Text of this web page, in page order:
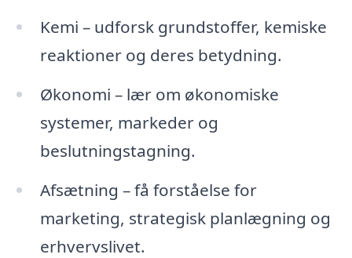
Kemi – udforsk grundstoffer, kemiske
reaktioner og deres betydning.
Økonomi – lær om økonomiske
systemer, markeder og
beslutningstagning.
Afsætning – få forståelse for
marketing, strategisk planlægning og
erhvervslivet.